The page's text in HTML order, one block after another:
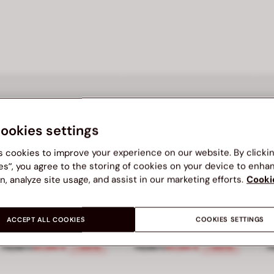
€, zľava 50 percent
BATA
Dámske kožené barefoot tenisky Baťa
Cena znížená z 79,90 € na 47,94 €, zľava 40 percent
79,90 €47,94 € -40%
Dámske kožené barefoot tenisky Baťa
Cena znížená z 79,90 € na
79,90 €47,94 € -40%
settings
cookies to improve your experience on our website. By
you agree to the storing of cookies on your device to
analyze site usage, and assist in our marketing efforts.
COOKIES SETTINGS
ACCEPT ALL COOKIES